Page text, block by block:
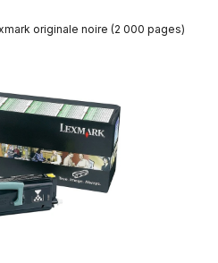
originale noire (2 000 pages)